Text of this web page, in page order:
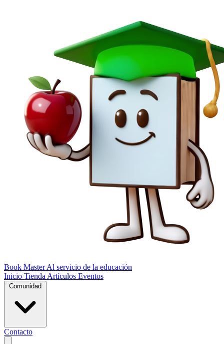
Book Master Al servicio de la educación
Inicio Tienda Artículos Eventos
Comunidad
Contacto